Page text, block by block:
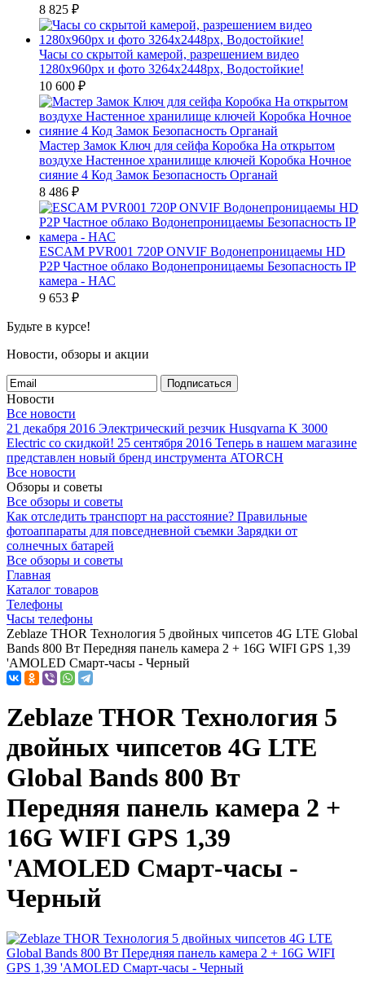
8 825 ₽
Часы со скрытой камерой, разрешением видео
1280х960px и фото 3264х2448px, Водостойкие!
10 600 ₽
Мастер Замок Ключ для сейфа Коробка На открытом
воздухе Настенное хранилище ключей Коробка Ночное
сияние 4 Код Замок Безопасность Органай
8 486 ₽
ESCAM PVR001 720P ONVIF Водонепроницаемы HD
P2P Частное облако Водонепроницаемы Безопасность IP
камера - НАС
9 653 ₽
Будьте в курсе!
Новости, обзоры и акции
Подписаться
Новости
Все новости
21 декабря 2016 Электрический резчик Husqvarna K 3000
Electric со скидкой! 25 сентября 2016 Теперь в нашем магазине
представлен новый бренд инструмента ATORCH
Все новости
Обзоры и советы
Все обзоры и советы
Как отследить транспорт на расстояние? Правильные
фотоаппараты для повседневной съемки Зарядки от
солнечных батарей
Все обзоры и советы
Главная
Каталог товаров
Телефоны
Часы телефоны
Zeblaze THOR Технология 5 двойных чипсетов 4G LTE Global
Bands 800 Вт Передняя панель камера 2 + 16G WIFI GPS 1,39
'AMOLED Смарт-часы - Черный
Zeblaze THOR Технология 5
двойных чипсетов 4G LTE
Global Bands 800 Вт
Передняя панель камера 2 +
16G WIFI GPS 1,39
'AMOLED Смарт-часы -
Черный